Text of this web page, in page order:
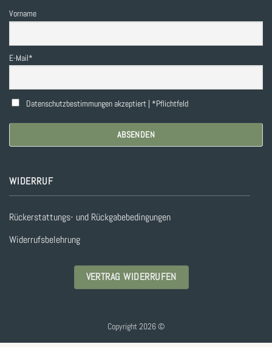
Vorname
E-Mail*
Datenschutzbestimmungen akzeptiert | *Pflichtfeld
WIDERRUF
Rückerstattungs- und Rückgabebedingungen
Widerrufsbelehrung
VERTRAG WIDERRUFEN
Copyright 2026 ©